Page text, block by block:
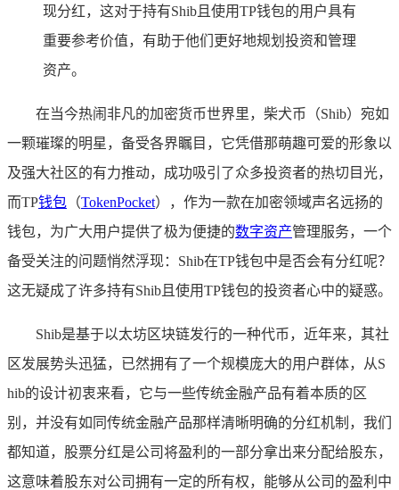
现分红，这对于持有Shib且使用TP钱包的用户具有
重要参考价值，有助于他们更好地规划投资和管理
资产。
在当今热闹非凡的加密货币世界里，柴犬币（Shib）宛如
一颗璀璨的明星，备受各界瞩目，它凭借那萌趣可爱的形象以
及强大社区的有力推动，成功吸引了众多投资者的热切目光，
而TP钱包 （TokenPocket），作为一款在加密领域声名远扬的
钱包，为广大用户提供了极为便捷的数字资产管理服务，一个
备受关注的问题悄然浮现：Shib在TP钱包中是否会有分红呢？
这无疑成了许多持有Shib且使用TP钱包的投资者心中的疑惑。
Shib是基于以太坊区块链发行的一种代币，近年来，其社
区发展势头迅猛，已然拥有了一个规模庞大的用户群体，从S
hib的设计初衷来看，它与一些传统金融产品有着本质的区
别，并没有如同传统金融产品那样清晰明确的分红机制，我们
都知道，股票分红是公司将盈利的一部分拿出来分配给股东，
这意味着股东对公司拥有一定的所有权，能够从公司的盈利中